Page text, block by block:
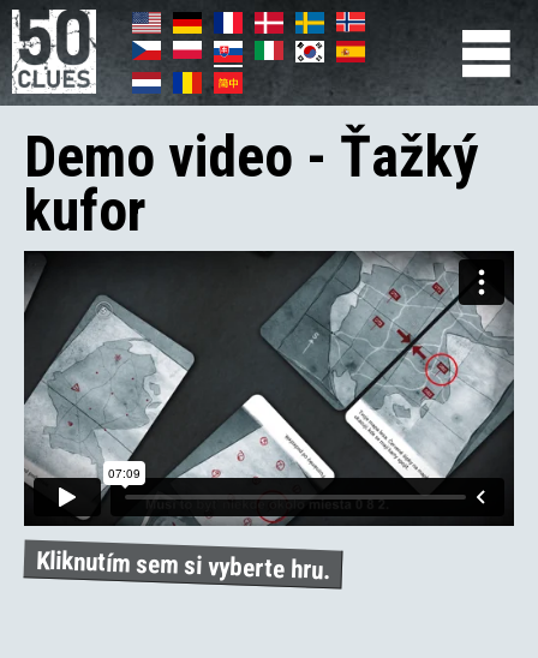
Skočiť
na
hlavný
obsah
Primær
navigation
Demo video - Ťažký
kufor
Kliknutím sem si vyberte hru.